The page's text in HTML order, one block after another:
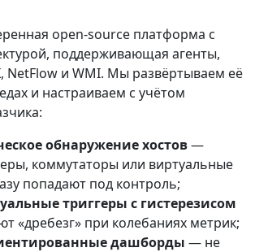
open-source платформа с
поддерживающая агенты,
NetFlow и WMI. Мы развёртываем её
и настраиваем с учётом
обнаружение хостов—
коммутаторы или виртуальные
попадают под контроль;
триггеры с гистерезисом
«дребезг» при колебаниях метрик;
дашборды — не